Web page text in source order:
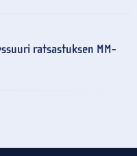
ratsastuksen MM-